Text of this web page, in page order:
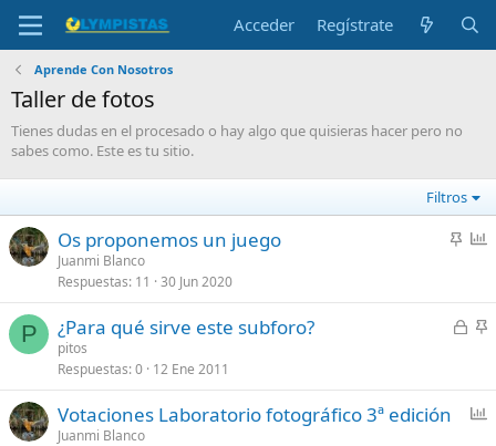
Acceder Regístrate
Aprende Con Nosotros
Taller de fotos
Tienes dudas en el procesado o hay algo que quisieras hacer pero no
sabes como. Este es tu sitio.
Filtros
A
l
a
u
e
Os proponemos un juego
Juanmi Blanco
Respuestas 11 30 Jun 2020
P
C
r
a
A
l
a
¿Para qué sirve este subforo?
pitos
Respuestas 0 12 Ene 2011
Votaciones Laboratorio fotográfico 3ª edición
Juanmi Blanco